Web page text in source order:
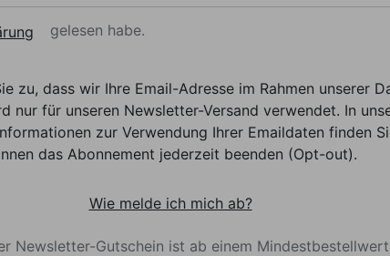
gelesen habe.
zu, dass wir Ihre Email-Adresse im Rahmen unserer
nur für unseren Newsletter-Versand verwendet. In
zur Verwendung Ihrer Emaildaten finden
das Abonnement jederzeit beenden (Opt-out).
Wie melde ich mich ab?
Newsletter-Gutschein ist ab einem